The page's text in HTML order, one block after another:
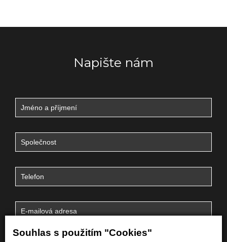
Souhlas s použitím "Cookies"
Napište nám